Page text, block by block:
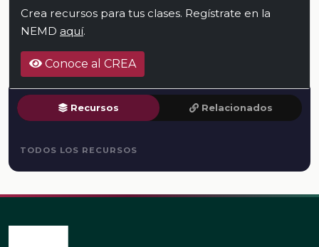
Crea recursos para tus clases. Regístrate en la
NEMD aquí.
Conoce al CREA
Recursos Relacionados
TODOS LOS RECURSOS